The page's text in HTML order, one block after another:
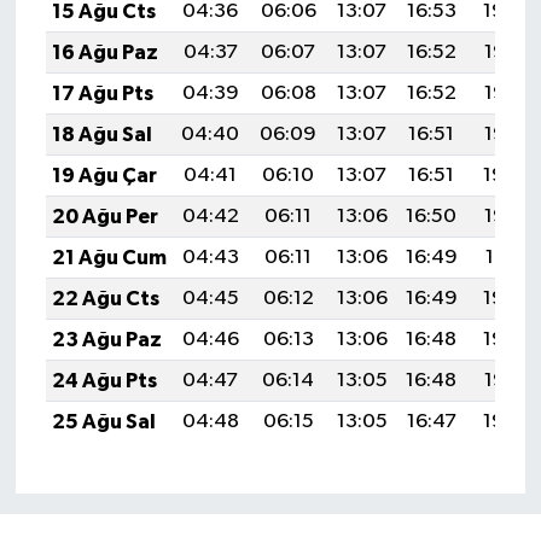
15 Ağu Cts
04:36 06:06 13:07 16:53
19:59
16 Ağu Paz
04:37 06:07 13:07 16:52
19:57
17 Ağu Pts
04:39 06:08 13:07 16:52
19:56
18 Ağu Sal
04:40 06:09 13:07 16:51
19:55
19 Ağu Çar
04:41 06:10 13:07 16:51
19:54
20 Ağu Per
04:42 06:11 13:06 16:50
19:52
21 Ağu Cum
04:43 06:11 13:06 16:49
19:51
22 Ağu Cts
04:45 06:12 13:06 16:49
19:50
23 Ağu Paz
04:46 06:13 13:06 16:48
19:48
24 Ağu Pts
04:47 06:14 13:05 16:48
19:47
25 Ağu Sal
04:48 06:15 13:05 16:47 19:45